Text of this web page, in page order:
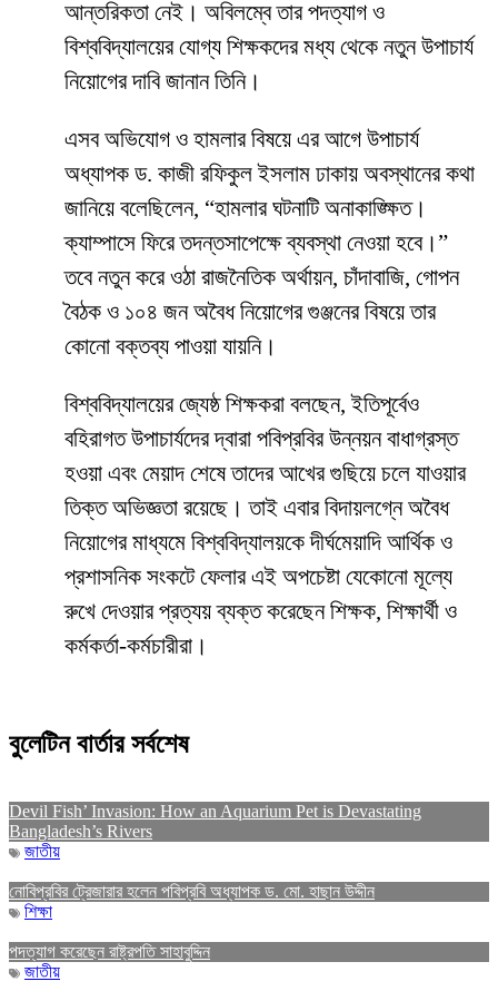
আন্তরিকতা নেই। অবিলম্বে তার পদত্যাগ ও
বিশ্ববিদ্যালয়ের যোগ্য শিক্ষকদের মধ্য থেকে নতুন উপাচার্য
নিয়োগের দাবি জানান তিনি।
​এসব অভিযোগ ও হামলার বিষয়ে এর আগে উপাচার্য
অধ্যাপক ড. কাজী রফিকুল ইসলাম ঢাকায় অবস্থানের কথা
জানিয়ে বলেছিলেন, “হামলার ঘটনাটি অনাকাঙ্ক্ষিত।
ক্যাম্পাসে ফিরে তদন্তসাপেক্ষে ব্যবস্থা নেওয়া হবে।”
তবে নতুন করে ওঠা রাজনৈতিক অর্থায়ন, চাঁদাবাজি, গোপন
বৈঠক ও ১০৪ জন অবৈধ নিয়োগের গুঞ্জনের বিষয়ে তার
কোনো বক্তব্য পাওয়া যায়নি।
​বিশ্ববিদ্যালয়ের জ্যেষ্ঠ শিক্ষকরা বলছেন, ইতিপূর্বেও
বহিরাগত উপাচার্যদের দ্বারা পবিপ্রবির উন্নয়ন বাধাগ্রস্ত
হওয়া এবং মেয়াদ শেষে তাদের আখের গুছিয়ে চলে যাওয়ার
তিক্ত অভিজ্ঞতা রয়েছে। তাই এবার বিদায়লগ্নে অবৈধ
নিয়োগের মাধ্যমে বিশ্ববিদ্যালয়কে দীর্ঘমেয়াদি আর্থিক ও
প্রশাসনিক সংকটে ফেলার এই অপচেষ্টা যেকোনো মূল্যে
রুখে দেওয়ার প্রত্যয় ব্যক্ত করেছেন শিক্ষক, শিক্ষার্থী ও
কর্মকর্তা-কর্মচারীরা।
বুলেটিন বার্তার সর্বশেষ
Devil Fish’ Invasion: How an Aquarium Pet is Devastating
Bangladesh’s Rivers
জাতীয়
নোবিপ্রবির ট্রেজারার হলেন পবিপ্রবি অধ্যাপক ড. মো. হাছান উদ্দীন
শিক্ষা
পদত্যাগ করেছেন রাষ্ট্রপতি সাহাবুদ্দিন
জাতীয়